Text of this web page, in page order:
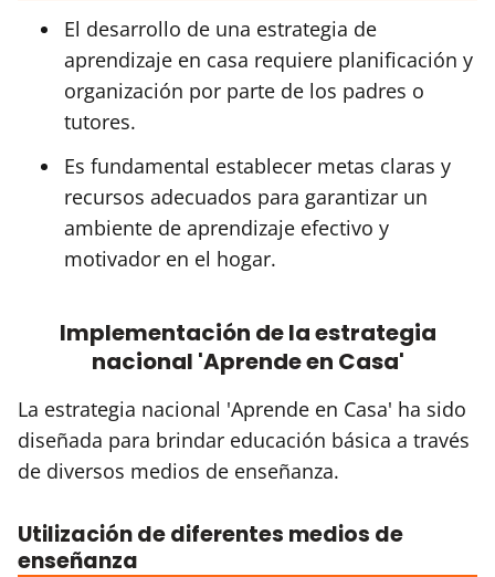
El desarrollo de una estrategia de
aprendizaje en casa requiere planificación y
organización por parte de los padres o
tutores.
Es fundamental establecer metas claras y
recursos adecuados para garantizar un
ambiente de aprendizaje efectivo y
motivador en el hogar.
Implementación de la estrategia
nacional 'Aprende en Casa'
La estrategia nacional 'Aprende en Casa' ha sido
diseñada para brindar educación básica a través
de diversos medios de enseñanza.
Utilización de diferentes medios de
enseñanza